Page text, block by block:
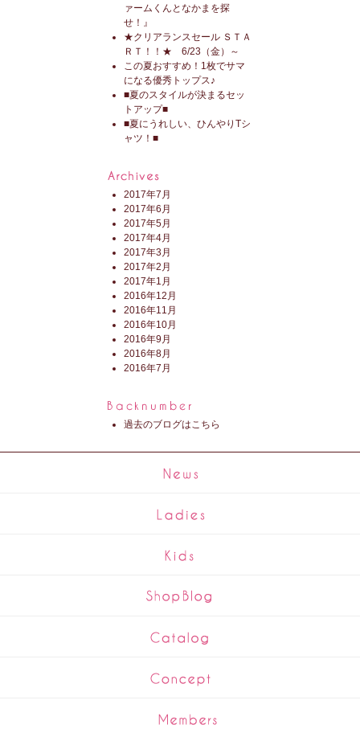
ァームくんとなかまを探
せ！』
★クリアランスセール ＳＴＡ
ＲＴ！！★ 6/23（金）～
この夏おすすめ！1枚でサマ
になる優秀トップス♪
■夏のスタイルが決まるセッ
トアップ■
■夏にうれしい、ひんやりTシ
ャツ！■
2017年7月
2017年6月
2017年5月
2017年4月
2017年3月
2017年2月
2017年1月
2016年12月
2016年11月
2016年10月
2016年9月
2016年8月
2016年7月
過去のブログはこちら